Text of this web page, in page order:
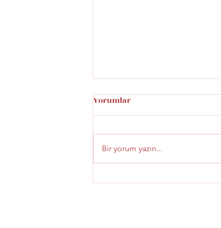
Beyoğlu Şaraphanesi Menü
Yorumlar
Bir yorum yazın...